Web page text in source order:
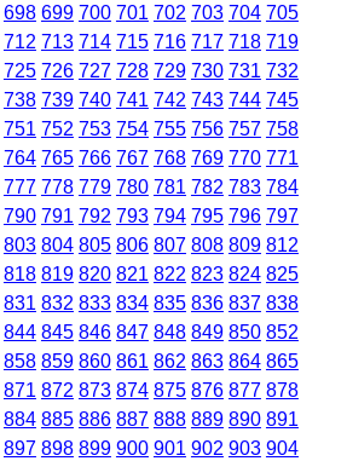
698 699 700 701 702 703 704 705
712 713 714 715 716 717 718 719
725 726 727 728 729 730 731 732
738 739 740 741 742 743 744 745
751 752 753 754 755 756 757 758
764 765 766 767 768 769 770 771
777 778 779 780 781 782 783 784
790 791 792 793 794 795 796 797
803 804 805 806 807 808 809 812
818 819 820 821 822 823 824 825
831 832 833 834 835 836 837 838
844 845 846 847 848 849 850 852
858 859 860 861 862 863 864 865
871 872 873 874 875 876 877 878
884 885 886 887 888 889 890 891
897 898 899 900 901 902 903 904